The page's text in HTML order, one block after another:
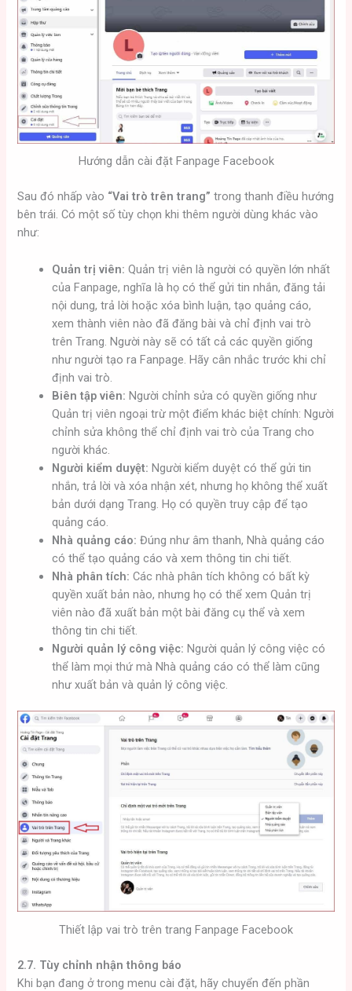
Hướng dẫn cài đặt Fanpage Facebook
Sau đó nhấp vào “Vai trò trên trang” trong thanh điều hướng
bên trái. Có một số tùy chọn khi thêm người dùng khác vào
như:
Quản trị viên: Quản trị viên là người có quyền lớn nhất
của Fanpage, nghĩa là họ có thể gửi tin nhắn, đăng tải
nội dung, trả lời hoặc xóa bình luận, tạo quảng cáo,
xem thành viên nào đã đăng bài và chỉ định vai trò
trên Trang. Người này sẽ có tất cả các quyền giống
như người tạo ra Fanpage. Hãy cân nhắc trước khi chỉ
định vai trò.
Biên tập viên: Người chỉnh sửa có quyền giống như
Quản trị viên ngoại trừ một điểm khác biệt chính: Người
chỉnh sửa không thể chỉ định vai trò của Trang cho
người khác.
Người kiểm duyệt: Người kiểm duyệt có thể gửi tin
nhắn, trả lời và xóa nhận xét, nhưng họ không thể xuất
bản dưới dạng Trang. Họ có quyền truy cập để tạo
quảng cáo.
Nhà quảng cáo: Đúng như âm thanh, Nhà quảng cáo
có thể tạo quảng cáo và xem thông tin chi tiết.
Nhà phân tích: Các nhà phân tích không có bất kỳ
quyền xuất bản nào, nhưng họ có thể xem Quản trị
viên nào đã xuất bản một bài đăng cụ thể và xem
thông tin chi tiết.
Người quản lý công việc: Người quản lý công việc có
thể làm mọi thứ mà Nhà quảng cáo có thể làm cũng
như xuất bản và quản lý công việc.
Thiết lập vai trò trên trang Fanpage Facebook
2.7. Tùy chỉnh nhận thông báo
Khi bạn đang ở trong menu cài đặt, hãy chuyển đến phần